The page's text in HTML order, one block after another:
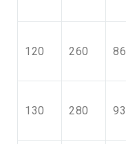
120 260 86
130 280 93